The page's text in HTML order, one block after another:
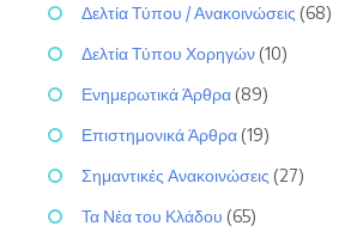
Δελτία Τύπου / Ανακοινώσεις (68)
Δελτία Τύπου Χορηγών (10)
Ενημερωτικά Άρθρα (89)
Επιστημονικά Άρθρα (19)
Σημαντικές Ανακοινώσεις (27)
Τα Νέα του Κλάδου (65)